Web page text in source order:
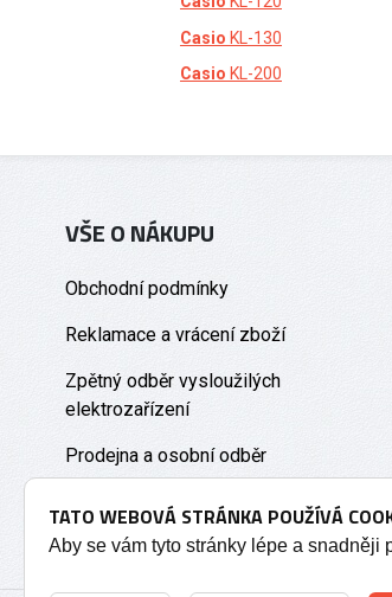
Casio KL-130
Casio KL-200
VŠE O NÁKUPU
Obchodní podmínky
Reklamace a vrácení zboží
Zpětný odběr vysloužilých
elektrozařízení
Prodejna a osobní odběr
TATO WEBOVÁ STRÁNKA POUŽÍVÁ
Aby se vám tyto stránky lépe a snadněji